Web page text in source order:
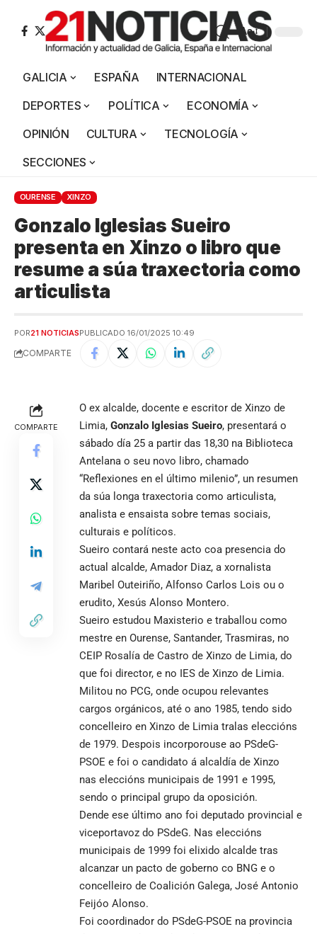
Aa
GALICIA ESPAÑA
INTERNACIONAL
DEPORTES
POLÍTICA
ECONOMÍA
OPINIÓN
CULTURA
TECNOLOGÍA
SECCIONES
OURENSE XINZO
Gonzalo Iglesias Sueiro
presenta en Xinzo o libro que
resume a súa traxectoria como
articulista
POR21 NOTICIASPUBLICADO 16/01/2025 10:49
COMPARTE
COMPARTE
O ex alcalde, docente e escritor de Xinzo de
Limia, Gonzalo Iglesias Sueiro, presentará o
sábado día 25 a partir das 18,30 na Biblioteca
Antelana o seu novo libro, chamado
“Reflexiones en el último milenio”, un resumen
da súa longa traxectoria como articulista,
analista e ensaista sobre temas sociais,
culturais e políticos.
Sueiro contará neste acto coa presencia do
actual alcalde, Amador Diaz, a xornalista
Maribel Outeiriño, Alfonso Carlos Lois ou o
erudito, Xesús Alonso Montero.
Sueiro estudou Maxisterio e traballou como
mestre en Ourense, Santander, Trasmiras, no
CEIP Rosalía de Castro de Xinzo de Limia, do
que foi director, e no IES de Xinzo de Limia.
Militou no PCG, onde ocupou relevantes
cargos orgánicos, até o ano 1985, tendo sido
concelleiro en Xinzo de Limia tralas eleccións
de 1979. Despois incorporouse ao PSdeG-
PSOE e foi o candidato á alcaldía de Xinzo
nas eleccións municipais de 1991 e 1995,
sendo o principal grupo da oposición.
Dende ese último ano foi deputado provincial e
viceportavoz do PSdeG. Nas eleccións
municipais de 1999 foi elixido alcalde tras
alcanzar un pacto de goberno co BNG e o
concelleiro de Coalición Galega, José Antonio
Feijóo Alonso.
Foi coordinador do PSdeG-PSOE na provincia